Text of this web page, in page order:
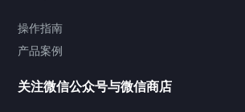
Heating Circulator加热循环器
操作指南
产品案例
关注微信公众号与微信商店